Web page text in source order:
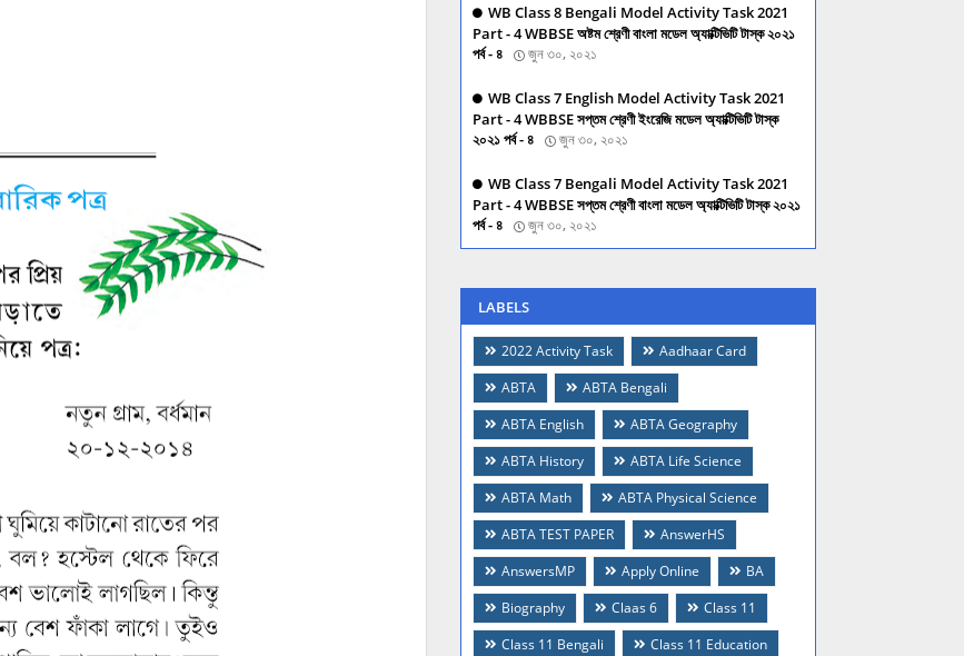
WB Class 8 Bengali Model Activity Task 2021
Part - 4 WBBSE অষ্টম শ্রেণী বাংলা মডেল অ্যাক্টিভিটি টাস্ক ২০২১
পর্ব - ৪
জুন ৩০, ২০২১
WB Class 7 English Model Activity Task 2021
Part - 4 WBBSE সপ্তম শ্রেণী ইংরেজি মডেল অ্যাক্টিভিটি টাস্ক
২০২১ পর্ব - ৪
জুন ৩০, ২০২১
WB Class 7 Bengali Model Activity Task 2021
Part - 4 WBBSE সপ্তম শ্রেণী বাংলা মডেল অ্যাক্টিভিটি টাস্ক ২০২১
পর্ব - ৪
জুন ৩০, ২০২১
LABELS
2022 Activity Task
Aadhaar Card
ABTA
ABTA Bengali
ABTA English
ABTA Geography
ABTA History
ABTA Life Science
ABTA Math
ABTA Physical Science
ABTA TEST PAPER
AnswerHS
AnswersMP
Apply Online
BA
Biography
Claas 6
Class 11
Class 11 Bengali
Class 11 Education